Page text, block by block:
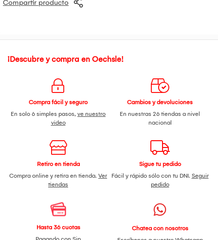
se termina de cocinar con la conveniente bandeja térmica
temperaturas de cocción fácilmente para todo tipo de
La bandeja de goteo se remueve y se limpia fácilmente.
Compartir producto
¡Descubre y compra en Oechsle!
Compra fácil y seguro
En solo 6 simples pasos, ve nuestro
video
Cambios y devoluciones
En nuestras 26 tiendas a nivel
nacional
Retiro en tienda
Compra online y retira en tienda. Ver
tiendas
Sigue tu pedido
Fácil y rápido sólo con tu DNI. Seguir
pedido
Hasta 36 cuotas
Chatea con nosotros